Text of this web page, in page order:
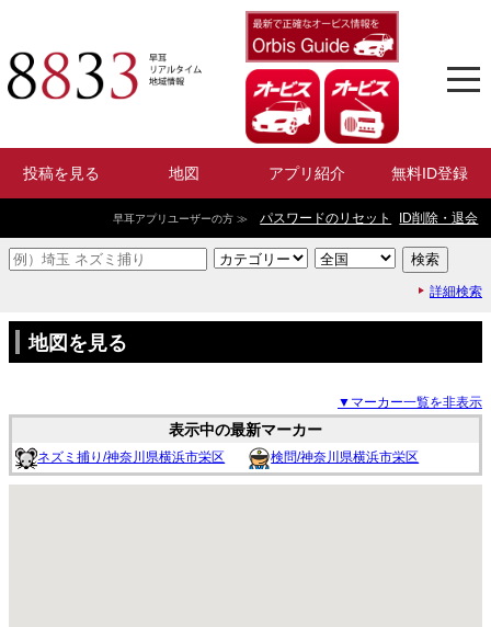
投稿を見る 地図 アプリ紹介 無料ID登録
早耳アプリユーザーの方 ≫ パスワードのリセット ID削除・退会
詳細検索
地図を見る
▼マーカー一覧を非表示
表示中の最新マーカー
ネズミ捕り/神奈川県横浜市栄区 検問/神奈川県横浜市栄区